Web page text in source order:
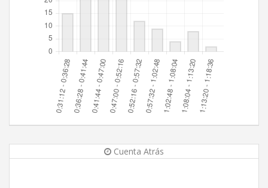
Cuenta Atrás